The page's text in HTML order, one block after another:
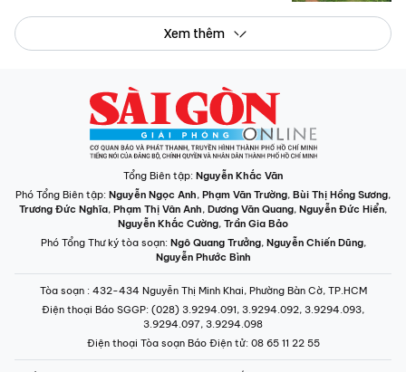
Xem thêm
Tổng Biên tập: Nguyễn Khắc Văn
Phó Tổng Biên tập: Nguyễn Ngọc Anh, Phạm Văn Trường, Bùi Thị Hồng Sương,
Trương Đức Nghĩa, Phạm Thị Vân Anh, Dương Văn Quang, Nguyễn Đức Hiển,
Nguyễn Khắc Cường, Trần Gia Bảo
Phó Tổng Thư ký tòa soạn: Ngô Quang Trưởng, Nguyễn Chiến Dũng,
Nguyễn Phước Bình
Tòa soạn : 432-434 Nguyễn Thị Minh Khai, Phường Bàn Cờ, TP.HCM
Điện thoại Báo SGGP: (028) 3.9294.091, 3.9294.092, 3.9294.093,
3.9294.097, 3.9294.098
Điện thoại Tòa soạn Báo Điện tử: 08 65 11 22 55